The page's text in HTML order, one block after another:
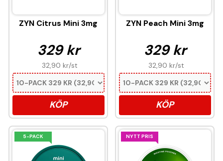
ZYN Citrus Mini 3mg
329 kr
32,90 kr/st
KÖP
ZYN Peach Mini 3mg
329 kr
32,90 kr/st
KÖP
5-PACK NYTT PRIS